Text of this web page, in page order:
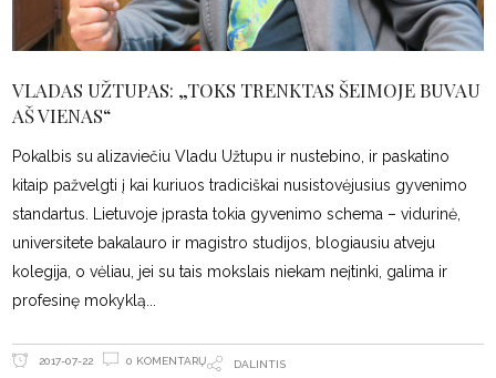
VLADAS UŽTUPAS: „TOKS TRENKTAS ŠEIMOJE BUVAU
AŠ VIENAS“
Pokalbis su alizaviečiu Vladu Užtupu ir nustebino, ir paskatino
kitaip pažvelgti į kai kuriuos tradiciškai nusistovėjusius gyvenimo
standartus. Lietuvoje įprasta tokia gyvenimo schema – vidurinė,
universitete bakalauro ir magistro studijos, blogiausiu atveju
kolegija, o vėliau, jei su tais mokslais niekam neįtinki, galima ir
profesinę mokyklą
2017-07-22 0 KOMENTARŲ DALINTIS